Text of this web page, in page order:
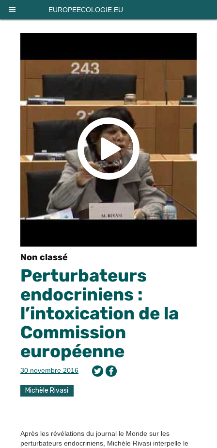
EUROPEECOLOGIE.EU
Non classé
Perturbateurs
endocriniens :
l’intoxication de la
Commission
européenne
30 novembre 2016
Michèle Rivasi
Après les révélations du journal le Monde sur les
perturbateurs endocriniens, Michèle Rivasi interpelle le